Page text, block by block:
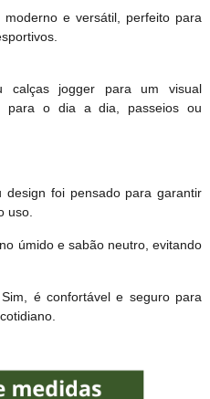
moderno e versátil, perfeito para
calças jogger para um visual
para o dia a dia, passeios ou
design foi pensado para garantir
uso.
úmido e sabão neutro, evitando
Sim, é confortável e seguro para